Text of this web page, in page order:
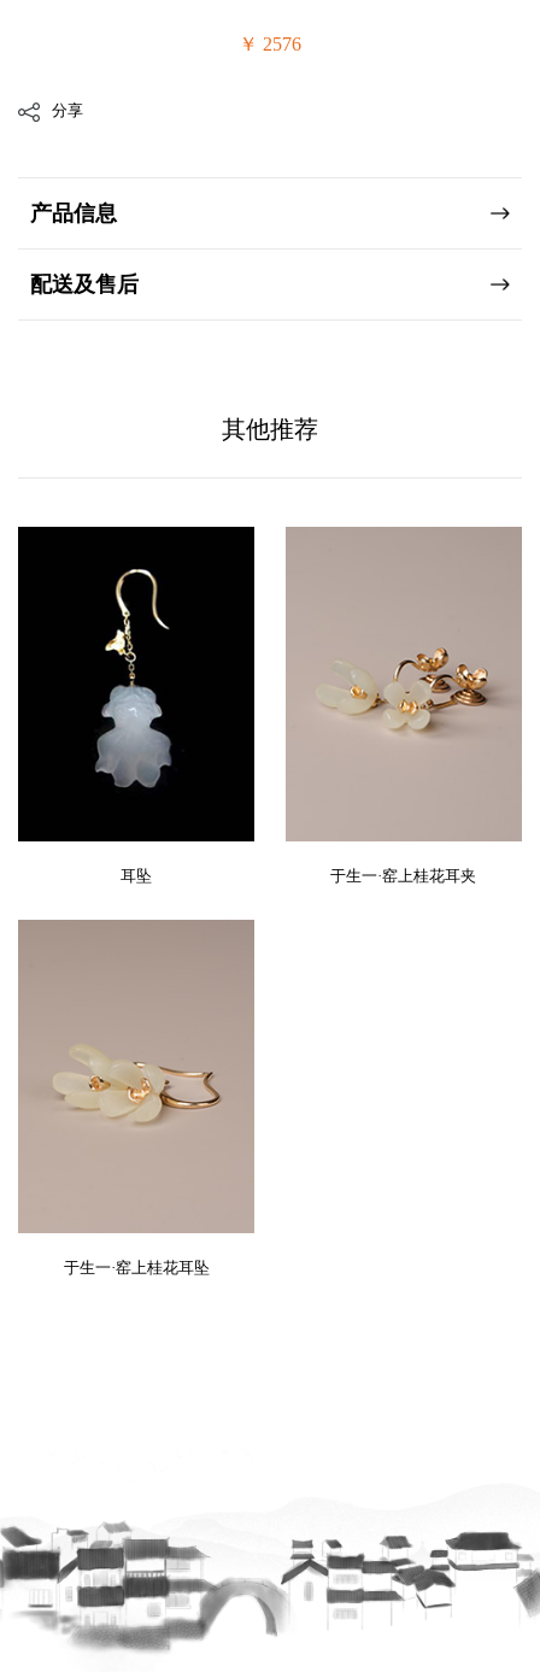
￥ 2576
分享
产品信息
配送及售后
其他推荐
耳坠 于生一·窑上桂花耳夹
于生一·窑上桂花耳坠